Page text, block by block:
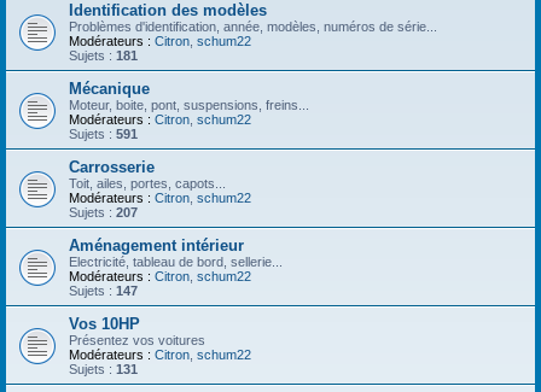
Identification des modèles
Problèmes d'identification, année, modèles, numéros de série...
Modérateurs : Citron schum22
Sujets : 181
Mécanique
Moteur, boite, pont, suspensions, freins...
Modérateurs : Citron schum22
Sujets : 591
Carrosserie
Toit, ailes, portes, capots...
Modérateurs : Citron schum22
Sujets : 207
Aménagement intérieur
Electricité, tableau de bord, sellerie...
Modérateurs : Citron schum22
Sujets : 147
Vos 10HP
Présentez vos voitures
Modérateurs : Citron schum22
Sujets : 131